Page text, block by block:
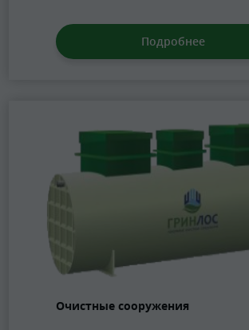
Подробнее
Очистные сооружения